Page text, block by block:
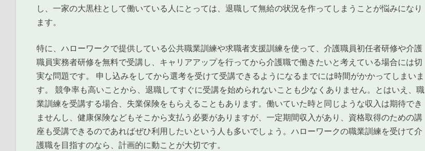
し、一家の大黒柱として働いている人にとっては、退職して無給の状況を作ってしまうことが悩みになり
ます。
特に、ハローワークで提供している公共職業訓練や求職者支援訓練を使って、介護職員初任者研修や介護
職員実務者研修を無料で受講し、キャリアアップを行ってから介護職で働きたいと考えている場合には切
実な問題です。 申し込みをしてから選考を受けて受講できるようになるまでには時間がかかってしまいま
す。 競争率も高いことから、退職してすぐに受講を始められないことも少なくありません。とはいえ、職
業訓練を受講する場合、失業保険をもらえることもあります。働いていた時と同じような収入は期待でき
ませんし、健康保険などもそこから支払う必要がありますが、一定期間収入があり、資格取得のための講
座も受講できるのであればぜひ利用したいという人も多いでしょう。ハローワークの職業訓練を受けて介
護職を目指すのなら、計画的に動ことが大切です。